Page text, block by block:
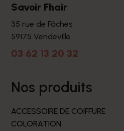
Savoir Fhair
35 rue de Fâches
59175 Vendeville
03 62 13 20 32
nos produits
ACCESSOIRE DE COIFFURE
COLORATION